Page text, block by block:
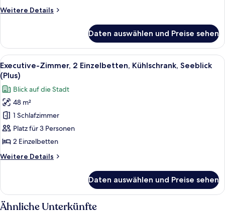
Seeblick
Weitere Details
Weitere
Zimmer,
1 King-
Bett,
Kühlschrank,
Seeblick
(Plus)
Daten auswählen und Preise sehen
Alle
Fotos
für
Executive-
Zimmer,
2 Einzelbetten,
Kühlschrank,
Seeblick
(Plus)
anzeigen
Ein Hotelzimmer mit zwei Betten,
10
Executive-Zimmer, 2 Einzelbetten, Kühlschrank, Seeblick
(Plus)
Blick auf die Stadt
48 m²
1 Schlafzimmer
Platz für 3 Personen
2 Einzelbetten
Weitere Details
Weitere
Zimmer,
2 Einzelbetten,
Kühlschrank,
Daten auswählen und Preise sehen
Ähnliche Unterkünfte